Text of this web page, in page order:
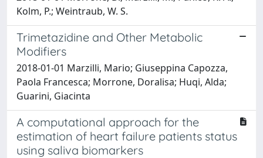
Kolm, P.; Weintraub, W. S.
Trimetazidine and Other Metabolic
Modifiers
2018-01-01 Marzilli, Mario; Giuseppina Capozza,
Paola Francesca; Morrone, Doralisa; Huqi, Alda;
Guarini, Giacinta
A computational approach for the
estimation of heart failure patients status
using saliva biomarkers